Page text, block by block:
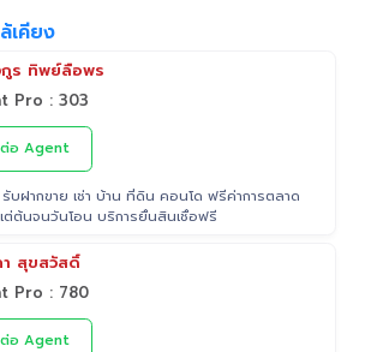
เคียง
กูร ทิพย์ลือพร
Pro : 303
อ Agent
บฝากขาย เช่า บ้าน ที่ดิน คอนโด ฟรีค่าการตลาด
ต่ต้นจนวันโอน บริการยื่นสินเชื่อฟรี
สุขสวัสดิ์
Pro : 780
อ Agent